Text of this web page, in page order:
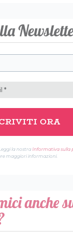
la nostraInformativa sulla
maggiori informazioni.
anche